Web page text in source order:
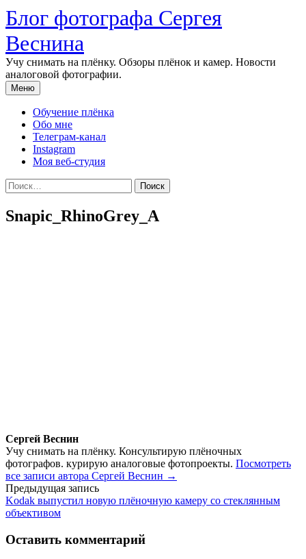
Перейти
к
содержимому
Блог фотографа Сергея
Веснина
Учу снимать на плёнку. Обзоры плёнок и камер. Новости
аналоговой фотографии.
Меню
Обучение плёнка
Обо мне
Телеграм-канал
Instagram
Моя веб-студия
Найти:
Snapic_RhinoGrey_A
Сергей Веснин
Учу снимать на плёнку. Консультирую плёночных
фотографов. курирую аналоговые фотопроекты. Посмотреть
все записи автора Сергей Веснин →
Навигация
по
Предыдущая запись
Kodak выпустил новую плёночную камеру со стеклянным
объективом
Оставить комментарий